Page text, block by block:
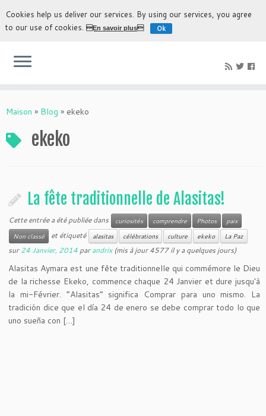
L'expérience la plus authentique de découvrir la Bolivie
Maison » Blog » ekeko
ekeko
La fête traditionnelle de Alasitas!
Cette entrée a été publiée dans curiosités comprendre Photos
paix
Non classé
et étiqueté alasitas célébrations culture ekeko La Paz
sur24 Janvier, 2014 parandrix(mis à jour 4577 il y a quelques jours)
Alasitas Aymara est une fête traditionnelle qui commémore le Dieu
de la richesse Ekeko, commence chaque 24 Janvier et dure jusqu'à
la mi-Février. “Alasitas” significa Comprar para uno mismo. La
tradición dice que el día 24 de enero se debe comprar todo lo que
uno sueña con […]
Cookies help us deliver our services. By using our services, you agree
to our use of cookies.En savoir plus Ok